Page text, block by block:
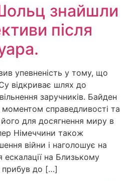
знайшли
після
упевненість у тому, що
відкриває шлях до
заручників. Байден
справедливості та
для досягнення миру в
Німеччини також
війни і наголошує на
ескалації на Близькому
до […]